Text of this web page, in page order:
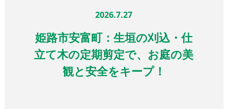
2026.7.27
姫路市安富町：生垣の刈込・仕
立て木の定期剪定で、お庭の美
観と安全をキープ！